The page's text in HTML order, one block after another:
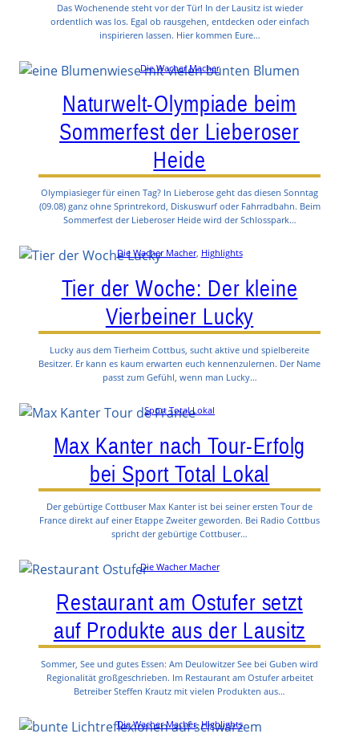
Das Wochenende steht vor der Tür! In der Lausitz ist wieder
ordentlich was los. Egal ob rausgehen, entdecken oder einfach
inspirieren lassen. Hier kommen Eure…
Die Wacher Macher
Naturwelt-Olympiade beim
Sommerfest der Lieberoser
Heide
Olympiasieger für einen Tag? In Lieberose geht das diesen Sonntag
(09.08) ganz ohne Sprintrekord, Diskuswurf oder Fahrradbahn. Beim
Sommerfest der Lieberoser Heide wird der Schlosspark…
Die Wacher Macher, Highlights
Tier der Woche: Der kleine
Vierbeiner Lucky
Lucky aus dem Tierheim Cottbus, sucht aktive und spielbereite
Besitzer. Er kann es kaum erwarten euch kennenzulernen. Der Name
passt zum Gefühl, wenn man Lucky…
Sport Total Lokal
Max Kanter nach Tour-Erfolg
bei Sport Total Lokal
Der gebürtige Cottbuser Max Kanter ist bei seiner ersten Tour de
France direkt auf einer Etappe Zweiter geworden. Bei Radio Cottbus
spricht der gebürtige Cottbuser…
Die Wacher Macher
Restaurant am Ostufer setzt
auf Produkte aus der Lausitz
Sommer, See und gutes Essen: Am Deulowitzer See bei Guben wird
Regionalität großgeschrieben. Im Restaurant am Ostufer arbeitet
Betreiber Steffen Krautz mit vielen Produkten aus…
Die Wacher Macher, Highlights